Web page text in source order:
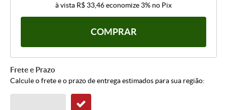
à vista R$ 33,46economize 3% no Pix
COMPRAR
Frete e Prazo
Calcule o frete e o prazo de entrega estimados para sua região: